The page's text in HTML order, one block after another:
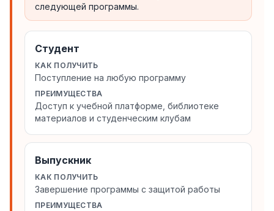
следующей программы.
Студент
КАК ПОЛУЧИТЬ
Поступление на любую программу
ПРЕИМУЩЕСТВА
Доступ к учебной платформе, библиотеке
материалов и студенческим клубам
Выпускник
КАК ПОЛУЧИТЬ
Завершение программы с защитой работы
ПРЕИМУЩЕСТВА